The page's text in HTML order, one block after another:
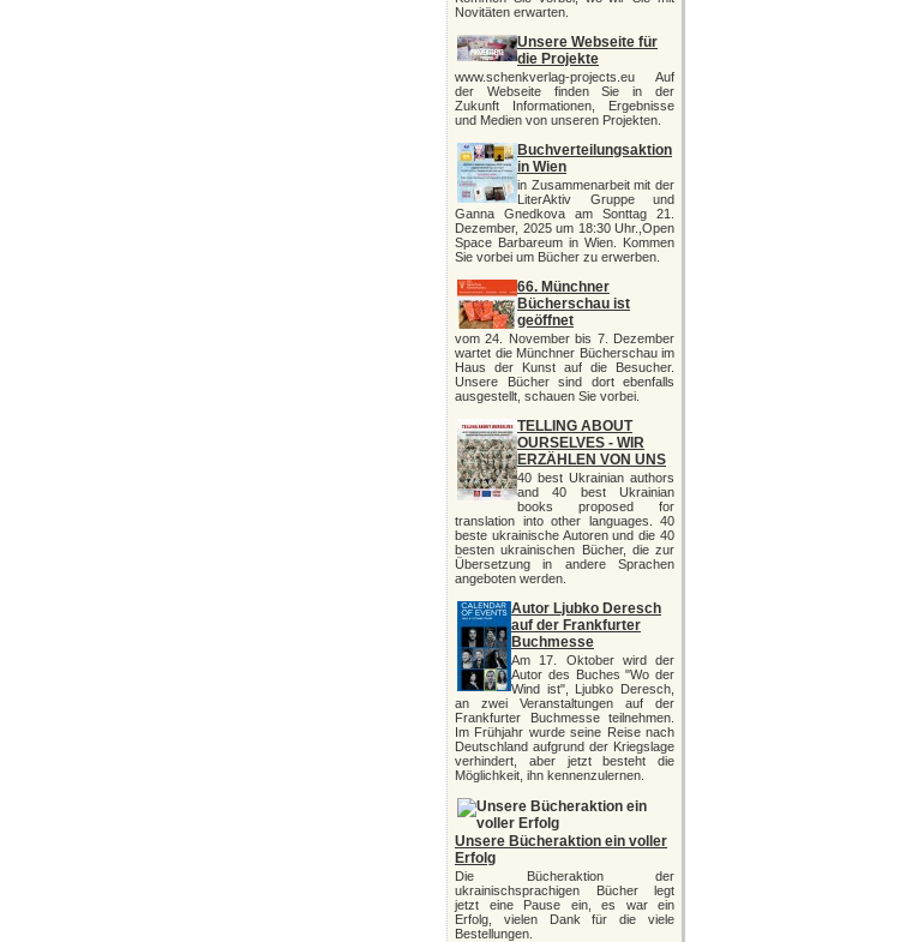
Novitäten erwarten.
Unsere Webseite für
die Projekte
www.schenkverlag-projects.eu Auf
der Webseite finden Sie in der
Zukunft Informationen, Ergebnisse
und Medien von unseren Projekten.
Buchverteilungsaktion
in Wien
in Zusammenarbeit mit der
LiterAktiv Gruppe und
Ganna Gnedkova am Sonttag 21.
Dezember, 2025 um 18:30 Uhr.,Open
Space Barbareum in Wien. Kommen
Sie vorbei um Bücher zu erwerben.
66. Münchner
Bücherschau ist
geöffnet
vom 24. November bis 7. Dezember
wartet die Münchner Bücherschau im
Haus der Kunst auf die Besucher.
Unsere Bücher sind dort ebenfalls
ausgestellt, schauen Sie vorbei.
TELLING ABOUT
OURSELVES - WIR
ERZÄHLEN VON UNS
40 best Ukrainian authors
and 40 best Ukrainian
books proposed for
translation into other languages. 40
beste ukrainische Autoren und die 40
besten ukrainischen Bücher, die zur
Übersetzung in andere Sprachen
angeboten werden.
Autor Ljubko Deresch
auf der Frankfurter
Buchmesse
Am 17. Oktober wird der
Autor des Buches "Wo der
Wind ist", Ljubko Deresch,
an zwei Veranstaltungen auf der
Frankfurter Buchmesse teilnehmen.
Im Frühjahr wurde seine Reise nach
Deutschland aufgrund der Kriegslage
verhindert, aber jetzt besteht die
Möglichkeit, ihn kennenzulernen.
Unsere Bücheraktion ein voller
Erfolg
Die Bücheraktion der
ukrainischsprachigen Bücher legt
jetzt eine Pause ein, es war ein
Erfolg, vielen Dank für die viele
Bestellungen.